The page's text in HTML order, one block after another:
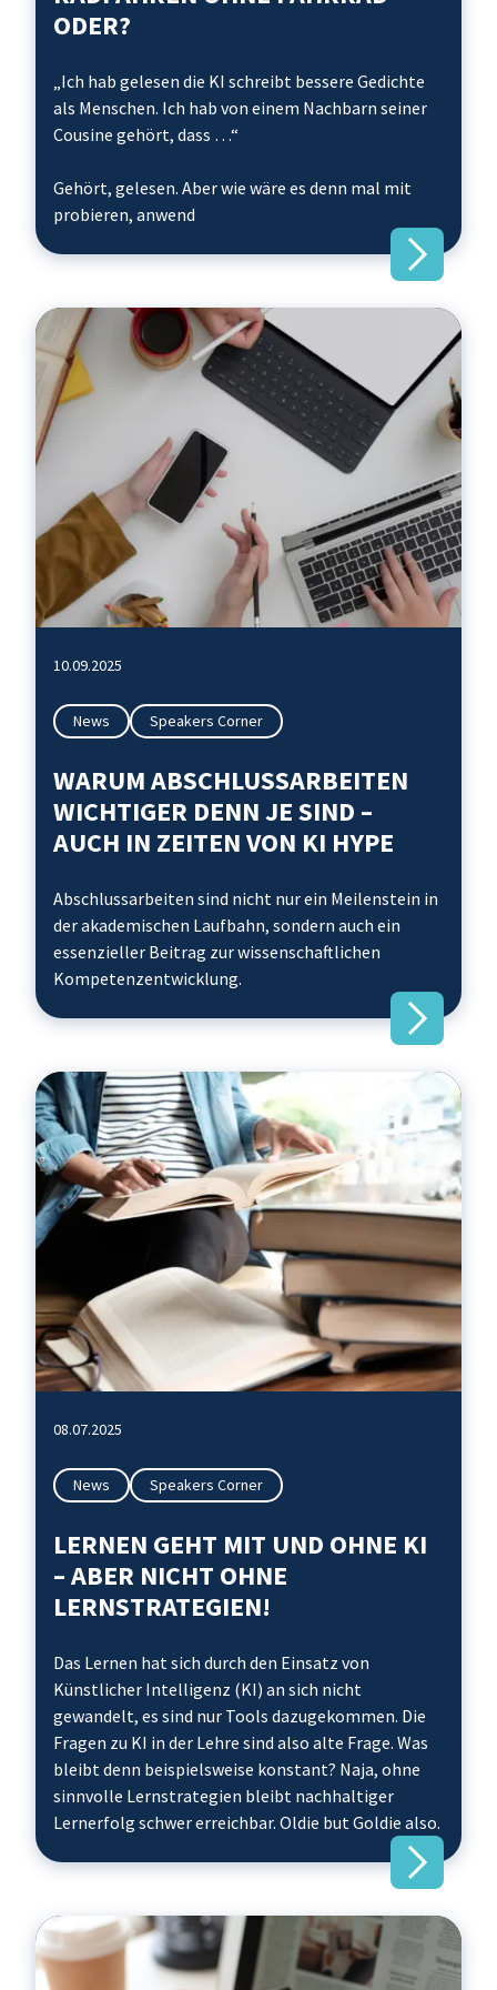
ODER?
„Ich hab gelesen die KI schreibt bessere Gedichte
als Menschen. Ich hab von einem Nachbarn seiner
Cousine gehört, dass …“
Gehört, gelesen. Aber wie wäre es denn mal mit
probieren, anwend
10.09.2025
News Speakers Corner
WARUM ABSCHLUSSARBEITEN
WICHTIGER DENN JE SIND –
AUCH IN ZEITEN VON KI HYPE
Abschlussarbeiten sind nicht nur ein Meilenstein in
der akademischen Laufbahn, sondern auch ein
essenzieller Beitrag zur wissenschaftlichen
Kompetenzentwicklung.
08.07.2025
News Speakers Corner
LERNEN GEHT MIT UND OHNE KI
– ABER NICHT OHNE
LERNSTRATEGIEN!
Das Lernen hat sich durch den Einsatz von
Künstlicher Intelligenz (KI) an sich nicht
gewandelt, es sind nur Tools dazugekommen. Die
Fragen zu KI in der Lehre sind also alte Frage. Was
bleibt denn beispielsweise konstant? Naja, ohne
sinnvolle Lernstrategien bleibt nachhaltiger
Lernerfolg schwer erreichbar. Oldie but Goldie also.